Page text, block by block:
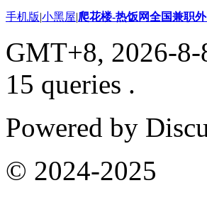
手机版|小黑屋|爬花楼-热饭网全国兼职
GMT+8, 2026-8-
15 queries .
Powered by
© 2024-2025